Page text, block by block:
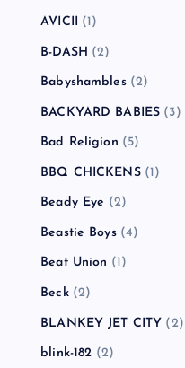
AVICII (1)
B-DASH (2)
Babyshambles(2)
BACKYARD BABIES (3)
Bad Religion (5)
BBQ CHICKENS(1)
Beady Eye (2)
Beastie Boys(4)
Beat Union (1)
Beck(2)
BLANKEY JET CITY (2)
blink-182 (2)